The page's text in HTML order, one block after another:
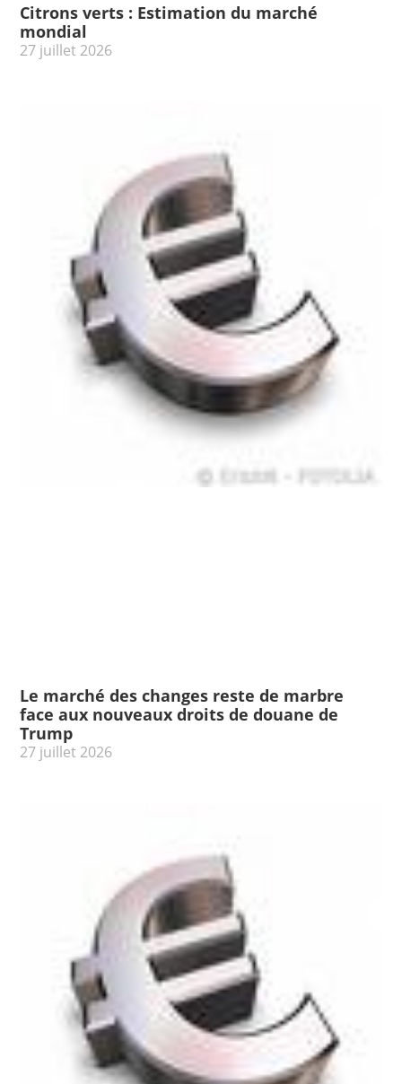
Citrons verts : Estimation du marché
mondial
27 juillet 2026
Le marché des changes reste de marbre
face aux nouveaux droits de douane de
Trump
27 juillet 2026